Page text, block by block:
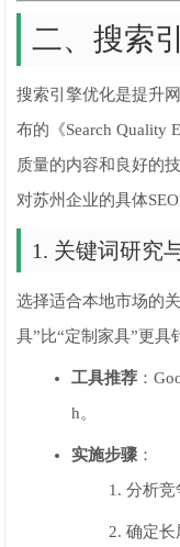
二、搜索
搜索引擎优化是提升
布的《Search Quality
质量的内容和良好的
对苏州企业的具体SEO
1. 关键词研究
选择适合本地市场的
具”比“定制家具”更具
工具推荐 ：
h。
实施步骤 ：
分析竞
确定长